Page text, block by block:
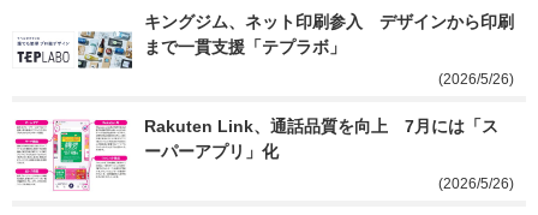
キングジム、ネット印刷参入　デザインから印刷
まで一貫支援「テプラボ」
(2026/5/26)
Rakuten Link、通話品質を向上　7月には「ス
ーパーアプリ」化
(2026/5/26)